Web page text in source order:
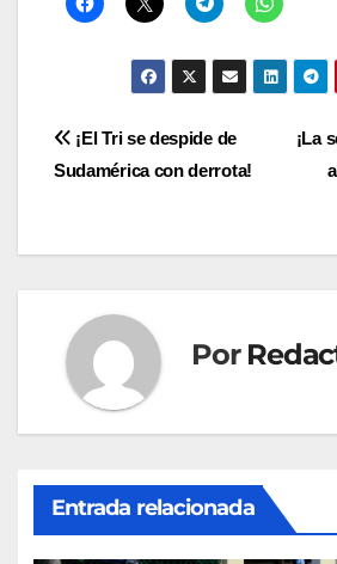
Navegación
entradas
¡La
¡El Tri se despide de
Sudamérica con derrota!
Por
Entrada relacionada